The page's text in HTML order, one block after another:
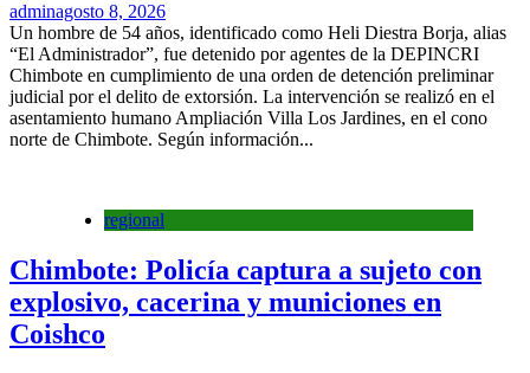
adminagosto 8, 2026
Un hombre de 54 años, identificado como Heli Diestra Borja, alias
“El Administrador”, fue detenido por agentes de la DEPINCRI
Chimbote en cumplimiento de una orden de detención preliminar
judicial por el delito de extorsión. La intervención se realizó en el
asentamiento humano Ampliación Villa Los Jardines, en el cono
norte de Chimbote. Según información...
regional
Chimbote: Policía captura a sujeto con
explosivo, cacerina y municiones en
Coishco